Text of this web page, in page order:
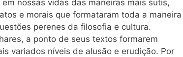
nossas vidas das maneiras mais sutis,
e morais que formataram toda a maneira
perenes da filosofia e cultura.
a ponto de seus textos formarem
variados níveis de alusão e erudição. Por